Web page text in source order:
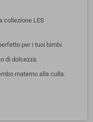
collezione LES
per i tuoi bimbi.
di dolcezza.
materno alla culla.